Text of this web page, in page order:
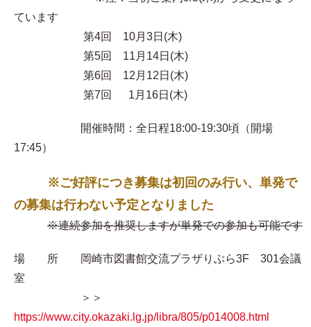
ています
第4回 10月3日(木)
第5回 11月14日(木)
第6回 12月12日(木)
第7回 1月16日(木)
開催時間：全日程18:00-19:30頃（開場
17:45）
※ご好評につき募集は初回のみ行い、単発で
の募集は行わない予定となりました
※連続参加を推奨しますが単発での参加も可能です
場 所 岡崎市図書館交流プラザりぶら3F 301会議
室
＞＞
https://www.city.okazaki.lg.jp/libra/805/p014008.html